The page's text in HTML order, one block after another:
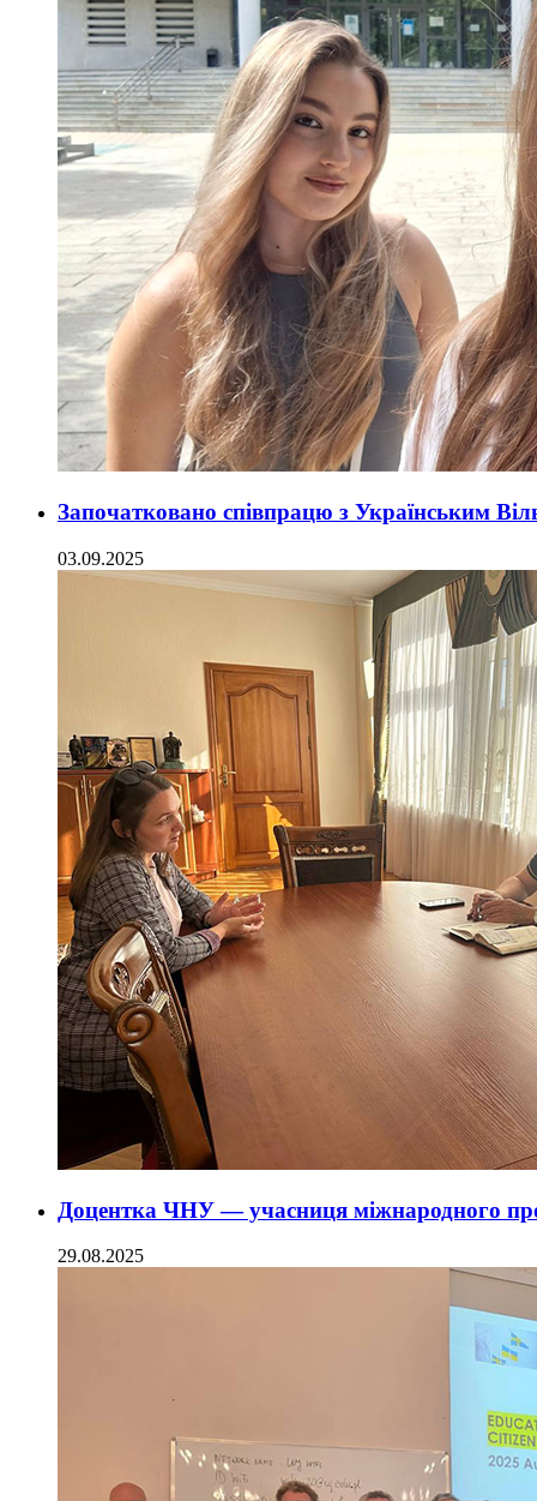
Започатковано співпрацю з Українським
03.09.2025
Доцентка ЧНУ — учасниця міжнародного
29.08.2025